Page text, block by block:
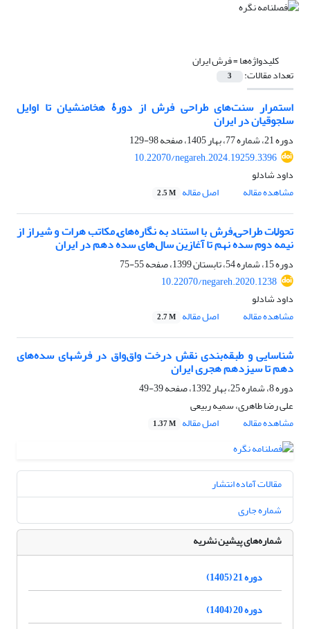
کلیدواژه‌ها =فرش ایران
تعداد مقالات: 3
استمرار سنت‌های طراحی فرش از دورۀ هخامنشیان تا اوایل
سلجوقیان در ایران
دوره 21، شماره 77، بهار 1405، صفحه
98-129
10.22070/negareh.2024.19259.3396
داود شادلو
مشاهده مقاله
اصل مقاله 2.5 M
تحولات طراحی فرش با استناد به نگاره‌های مکاتب هرات و شیراز از
نیمهٔ دوم سدهٔ نهم تا آغازین سال‌های سدهٔ دهم در ایران
دوره 15، شماره 54، تابستان 1399، صفحه
55-75
10.22070/negareh.2020.1238
داود شادلو
مشاهده مقاله
اصل مقاله 2.7 M
شناسایی و طبقه‌بندی نقش درخت واق‌واق در فرشهای سده‌های
دهم تا سیزدهم هجری ایران
دوره 8، شماره 25، بهار 1392، صفحه
39-49
علی رضا طاهری، سمیه ربیعی
مشاهده مقاله
اصل مقاله 1.37 M
مقالات آماده انتشار
شماره جاری
شماره‌های پیشین نشریه
دوره 21 (1405)
دوره 20 (1404)